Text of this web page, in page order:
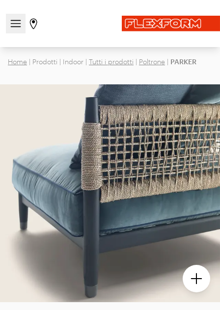
Apri/chiudi il menu di navigazione
Vai alla pagina degli stores
Home | Prodotti | Indoor | Tutti i prodotti | Poltrone | PARKER